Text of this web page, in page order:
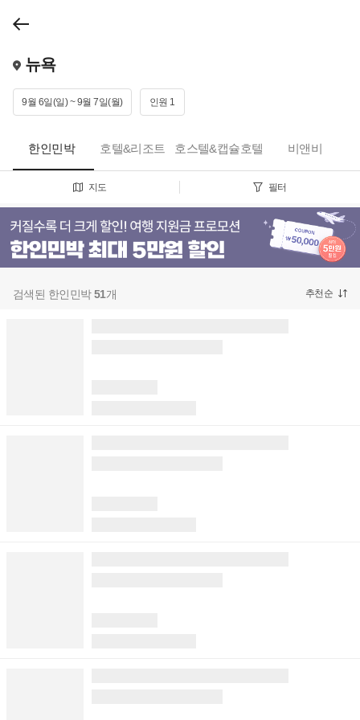
뉴욕
9월 6일(일) ~ 9월 7일(월) 인원 1
한인민박 호텔&리조트 호스텔&캡슐호텔 비앤비
지도 필터
검색된 한인민박51개 추천순